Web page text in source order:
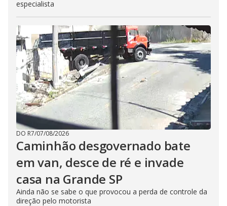
especialista
DO R7/07/08/2026
Caminhão desgovernado bate
em van, desce de ré e invade
casa na Grande SP
Ainda não se sabe o que provocou a perda de controle da
direção pelo motorista